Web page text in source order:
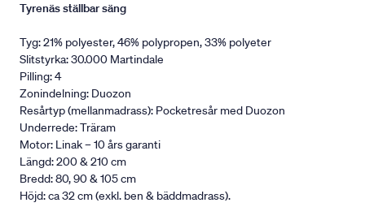
Tyrenäs ställbar säng
Tyg: 21% polyester, 46% polypropen, 33% polyeter
Slitstyrka: 30.000 Martindale
Pilling: 4
Zonindelning: Duozon
Resårtyp (mellanmadrass): Pocketresår med Duozon
Underrede: Träram
Motor: Linak – 10 års garanti
Längd: 200 & 210 cm
Bredd: 80, 90 & 105 cm
Höjd: ca 32 cm (exkl. ben & bäddmadrass).